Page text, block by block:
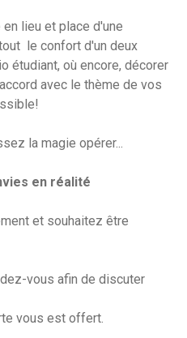
lieu et place d'une
le confort d'un deux
étudiant, où encore, décorer
avec le thème de vos
la magie opérer...
en réalité
et souhaitez être
vous afin de discuter
vous est offert.